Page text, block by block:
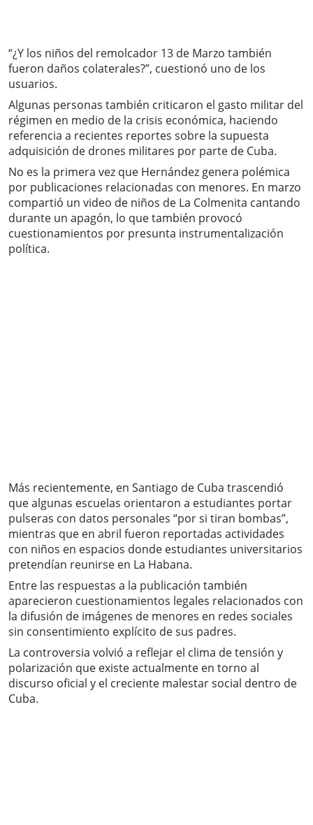
“¿Y los niños del remolcador 13 de Marzo también
fueron daños colaterales?”, cuestionó uno de los
usuarios.
Algunas personas también criticaron el gasto militar del
régimen en medio de la crisis económica, haciendo
referencia a recientes reportes sobre la supuesta
adquisición de drones militares por parte de Cuba.
No es la primera vez que Hernández genera polémica
por publicaciones relacionadas con menores. En marzo
compartió un video de niños de La Colmenita cantando
durante un apagón, lo que también provocó
cuestionamientos por presunta instrumentalización
política.
Más recientemente, en Santiago de Cuba trascendió
que algunas escuelas orientaron a estudiantes portar
pulseras con datos personales “por si tiran bombas”,
mientras que en abril fueron reportadas actividades
con niños en espacios donde estudiantes universitarios
pretendían reunirse en La Habana.
Entre las respuestas a la publicación también
aparecieron cuestionamientos legales relacionados con
la difusión de imágenes de menores en redes sociales
sin consentimiento explícito de sus padres.
La controversia volvió a reflejar el clima de tensión y
polarización que existe actualmente en torno al
discurso oficial y el creciente malestar social dentro de
Cuba.